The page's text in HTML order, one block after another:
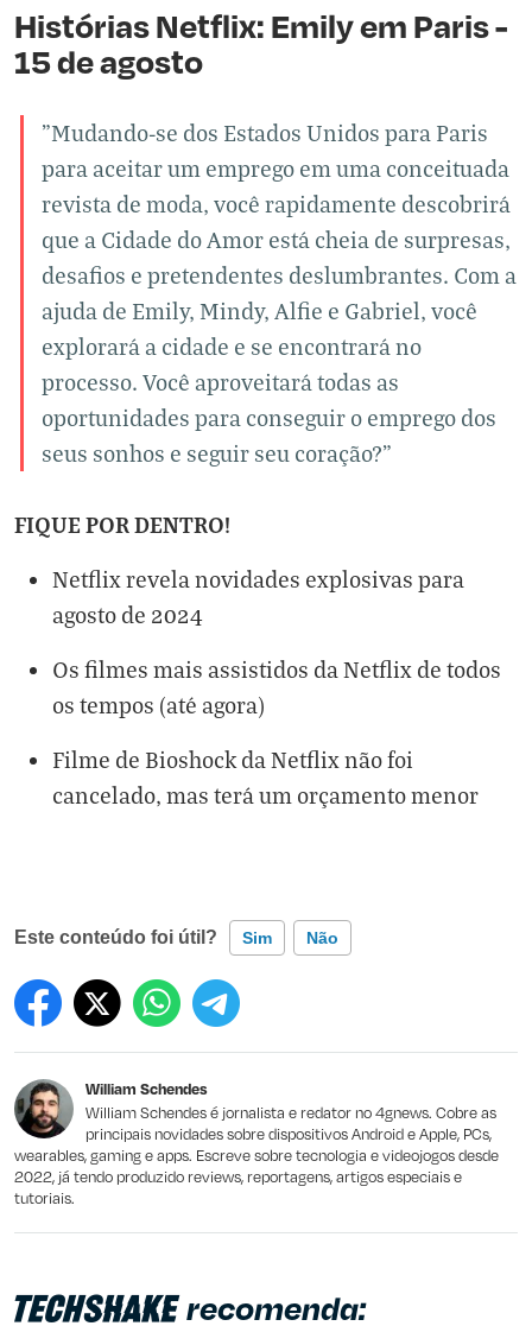
Histórias Netflix: Emily em Paris -
15 de agosto
"Mudando-se dos Estados Unidos para Paris
para aceitar um emprego em uma conceituada
revista de moda, você rapidamente descobrirá
que a Cidade do Amor está cheia de surpresas,
desafios e pretendentes deslumbrantes. Com a
ajuda de Emily, Mindy, Alfie e Gabriel, você
explorará a cidade e se encontrará no
processo. Você aproveitará todas as
oportunidades para conseguir o emprego dos
seus sonhos e seguir seu coração?"
FIQUE POR DENTRO!
Netflix revela novidades explosivas para
agosto de 2024
Os filmes mais assistidos da Netflix de todos
os tempos (até agora)
Filme de Bioshock da Netflix não foi
cancelado, mas terá um orçamento menor
Este conteúdo foi útil? Sim Não
Este conteúdo contém informação incorreta
Outro
William Schendes
William Schendes é jornalista e redator no 4gnews. Cobre as
principais novidades sobre dispositivos Android e Apple, PCs,
wearables, gaming e apps. Escreve sobre tecnologia e videojogos desde
2022, já tendo produzido reviews, reportagens, artigos especiais e
tutoriais.
recomenda: